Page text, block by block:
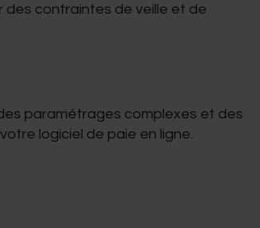
des contraintes de veille et de
paramétrages complexes et des
logiciel de paie en ligne.